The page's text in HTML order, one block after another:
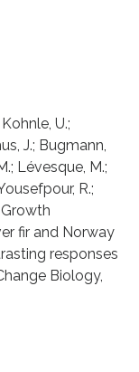
U.;
J.; Bugmann,
Lévesque, M.;
R.;
Growth
fir and Norway
responses
Biology,